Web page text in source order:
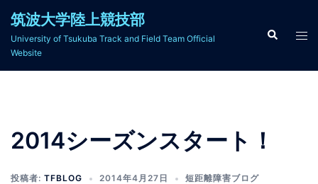
筑波大学陸上競技部
University of Tsukuba Track and Field Team Official
Website
検
索
ト
ル
2014シーズンスタート！
投稿者: TFBLOG 2014年4月27日 短距離障害ブログ